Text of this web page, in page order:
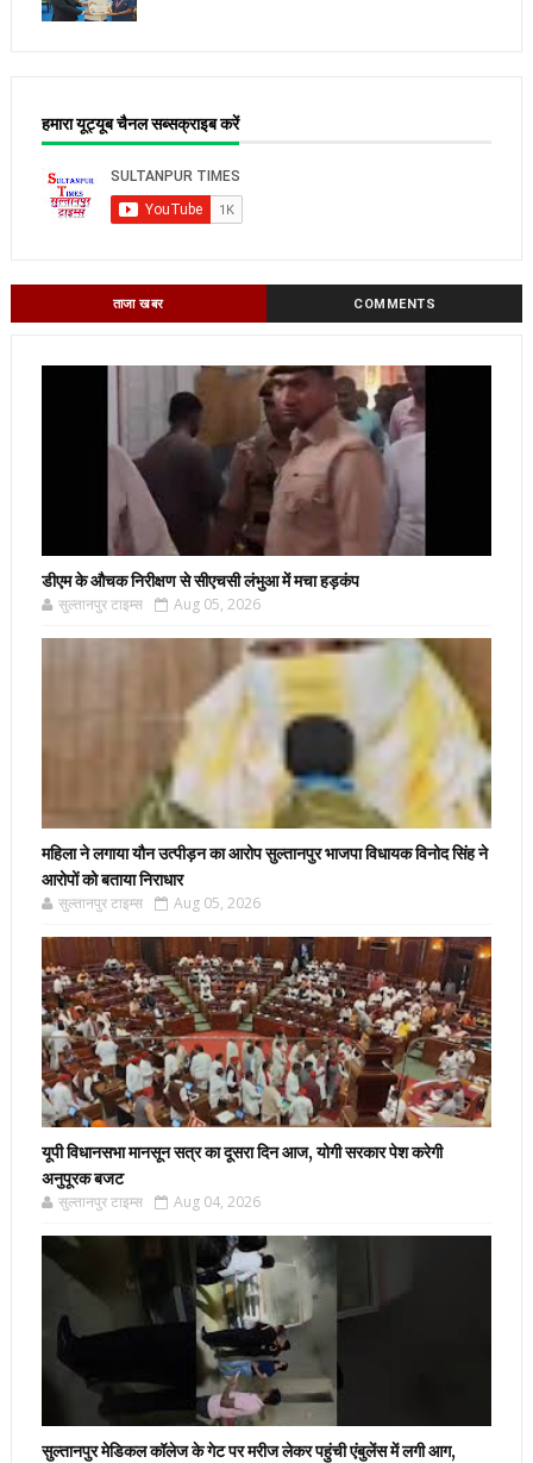
हमारा यूट्यूब चैनल सब्सक्राइब करें
ताजा खबर COMMENTS
डीएम के औचक निरीक्षण से सीएचसी लंभुआ में मचा हड़कंप
सुल्तानपुर टाइम्स Aug 05, 2026
महिला ने लगाया यौन उत्पीड़न का आरोप सुल्तानपुर भाजपा विधायक विनोद सिंह ने
आरोपों को बताया निराधार
सुल्तानपुर टाइम्स Aug 05, 2026
यूपी विधानसभा मानसून सत्र का दूसरा दिन आज, योगी सरकार पेश करेगी
अनुपूरक बजट
सुल्तानपुर टाइम्स Aug 04, 2026
सुल्तानपुर मेडिकल कॉलेज के गेट पर मरीज लेकर पहुंची एंबुलेंस में लगी आग,